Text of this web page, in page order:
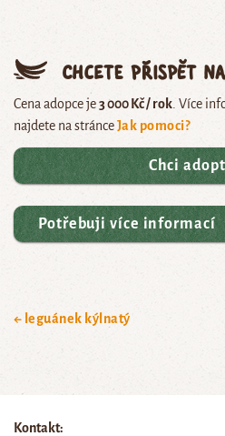
Chcete přispět
Cena adopce je3 000 Kč / rok . Více
najdete na stránceJak pomoci?
Chci
Potřebuji více informací
← leguánek kýlnatý
Kontakt: